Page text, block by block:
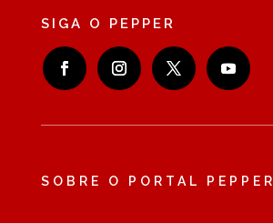
SIGA O PEPPER
SOBRE O PORTAL PEPPER